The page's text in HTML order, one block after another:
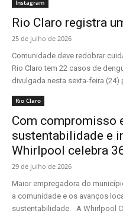
Instagram
Rio Claro registra
25 de julho de 2026
Comunidade deve redobrar
Rio Claro tem 22 casos de
divulgada nesta sexta-feira (24)
Rio Claro
Com compromisso
sustentabilidade e
Whirlpool celebra
29 de julho de 2026
Maior empregadora do
a comunidade e os avanços
sustentabilidade. A Whirlpool